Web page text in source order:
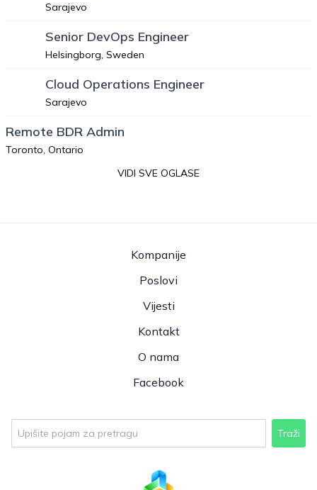
Sarajevo
Senior DevOps Engineer
Helsingborg, Sweden
Cloud Operations Engineer
Sarajevo
Remote BDR Admin
Toronto, Ontario
VIDI SVE OGLASE
Kompanije
Poslovi
Vijesti
Kontakt
O nama
Facebook
Traži